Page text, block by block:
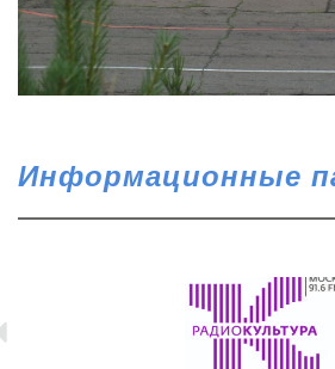
Информационные